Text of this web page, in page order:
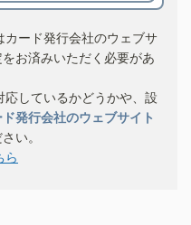
カード発行会社のウェブサ
お済みいただく必要があ
しているかどうかや、設
ド発行会社のウェブサイト
い。
ら